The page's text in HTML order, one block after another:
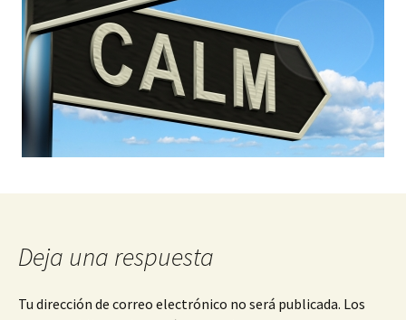
Deja una respuesta
Tu dirección de correo electrónico no será publicada. Los